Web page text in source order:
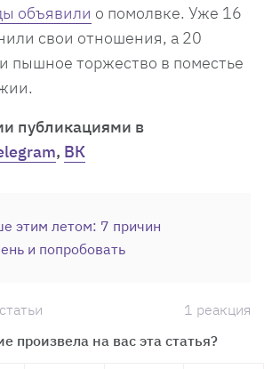
объявили о помолвке. Уже 16
свои отношения, а 20
пышное торжество в поместье
публикациями в
, ВК
этим летом: 7 причин
и попробовать
1 реакция
произвела на вас эта статья?